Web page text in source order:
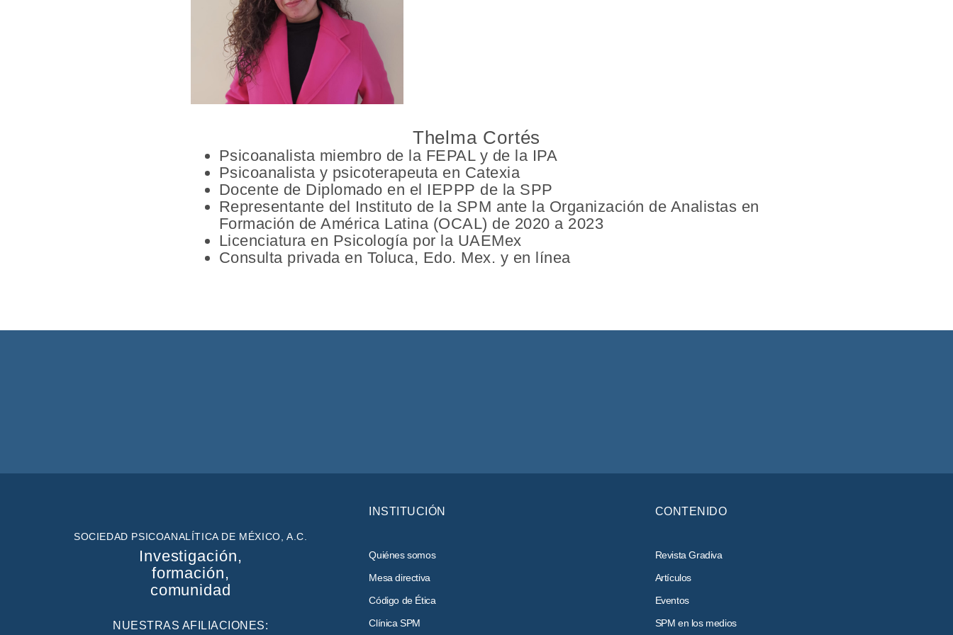
Thelma Cortés
Psicoanalista miembro de la FEPAL y de la IPA
Psicoanalista y psicoterapeuta en Catexia
Docente de Diplomado en el IEPPP de la SPP
Representante del Instituto de la SPM ante la Organización de Analistas en
Formación de América Latina (OCAL) de 2020 a 2023
Licenciatura en Psicología por la UAEMex
Consulta privada en Toluca, Edo. Mex. y en línea
SOCIEDAD PSICOANALÍTICA DE MÉXICO, A.C.
Investigación,
formación,
comunidad
NUESTRAS AFILIACIONES:
INSTITUCIÓN
Quiénes somos
Mesa directiva
Código de Ética
Clínica SPM
CONTENIDO
Revista Gradiva
Artículos
Eventos
SPM en los medios